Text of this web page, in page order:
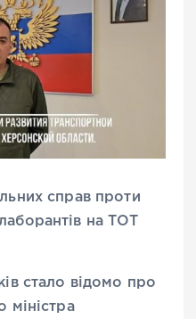
справ проти
на ТОТ
стало відомо про
міністра